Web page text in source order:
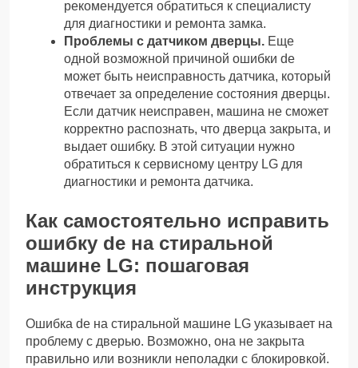
рекомендуется обратиться к специалисту
для диагностики и ремонта замка.
Проблемы с датчиком дверцы. Еще
одной возможной причиной ошибки de
может быть неисправность датчика, который
отвечает за определение состояния дверцы.
Если датчик неисправен, машина не сможет
корректно распознать, что дверца закрыта, и
выдает ошибку. В этой ситуации нужно
обратиться к сервисному центру LG для
диагностики и ремонта датчика.
Как самостоятельно исправить
ошибку de на стиральной
машине LG: пошаговая
инструкция
Ошибка de на стиральной машине LG указывает на
проблему с дверью. Возможно, она не закрыта
правильно или возникли неполадки с блокировкой.